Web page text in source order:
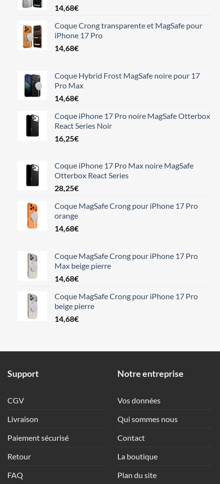
14,68€
Coque Crong transparente et MagSafe pour
iPhone 17 Pro
14,68€
Coque Hybrid Frost MagSafe noire pour 17
Pro Max
14,68€
Coque iPhone 17 Pro noire MagSafe Otterbox
React Series Noir
16,25€
Coque iPhone 17 Pro Max noire MagSafe
Otterbox React Series
28,25€
Coque MagSafe Crong pour iPhone 17 Pro
orange
14,68€
Coque MagSafe Crong pour iPhone 17 Pro
Max beige pierre
14,68€
Coque MagSafe Crong pour iPhone 17 Pro
beige pierre
14,68€
Support
CGV
Livraison
Paiement sécurisé
Retour
FAQ
Notre entreprise
Vos données
Qui sommes nous
Contact
La boutique
Plan du site